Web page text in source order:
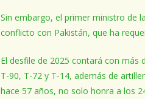
Sin embargo, el primer ministro de
conflicto con Pakistán, que ha
El desfile de 2025 contará con más
T-90, T-72 y T-14, además de
hace 57 años, no solo honra a los